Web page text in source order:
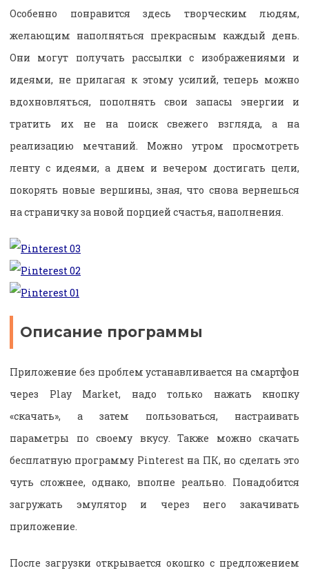
Особенно понравится здесь творческим людям,
желающим наполняться прекрасным каждый день.
Они могут получать рассылки с изображениями и
идеями, не прилагая к этому усилий, теперь можно
вдохновляться, пополнять свои запасы энергии и
тратить их не на поиск свежего взгляда, а на
реализацию мечтаний. Можно утром просмотреть
ленту с идеями, а днем и вечером достигать цели,
покорять новые вершины, зная, что снова вернешься
на страничку за новой порцией счастья, наполнения.
Описание программы
Приложение без проблем устанавливается на смартфон
через Play Market, надо только нажать кнопку
«скачать», а затем пользоваться, настраивать
параметры по своему вкусу. Также можно скачать
бесплатную программу Pinterest на ПК, но сделать это
чуть сложнее, однако, вполне реально. Понадобится
загружать эмулятор и через него закачивать
приложение.
После загрузки открывается окошко с предложением